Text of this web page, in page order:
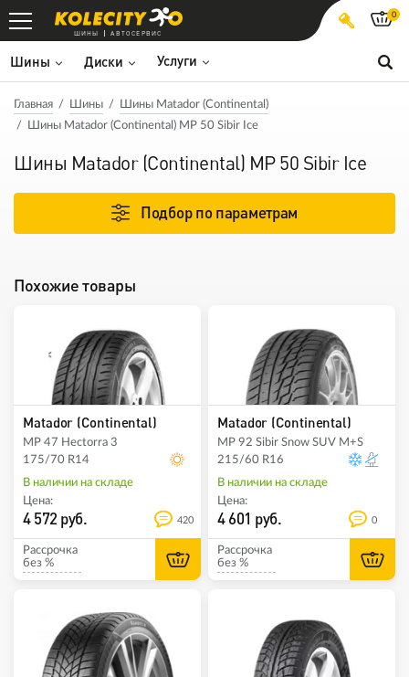
ШИНЫ АВТОСЕРВИС
Шины Диски Услуги
0
Главная Шины
Шины Matador (Continental)
Шины Matador (Continental) MP 50 Sibir Ice
Шины Matador (Continental) MP 50 Sibir Ice
Подбор по параметрам
Похожие товары
Matador (Continental)
MP 47 Hectorra 3
175/70 R14
В наличии на складе
Цена:
4 572 руб. 420
Рассрочка
без %
Matador (Continental)
MP 92 Sibir Snow SUV M+S
215/60 R16
В наличии на складе
Цена:
4 601 руб. 0
Рассрочка
без %